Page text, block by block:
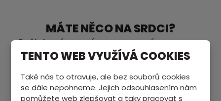
MÁTE NĚCO NA SRDCI?
Pošlete nám zprávu a my se vám ozveme.
Jméno a příjmení *
TENTO WEB VYUŽÍVÁ COOKIES
Také nás to otravuje, ale bez souborů cookies
se dále nepohneme. Jejich odsouhlasením nám
pomůžete web zlepšovat a taky pracovat s